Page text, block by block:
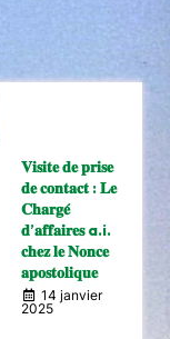
𝐕𝐢𝐬𝐢𝐭𝐞 𝐝𝐞 𝐩𝐫𝐢𝐬𝐞
𝐝𝐞 𝐜𝐨𝐧𝐭𝐚𝐜𝐭 : 𝐋𝐞
𝐂𝐡𝐚𝐫𝐠𝐞́
𝐝’𝐚𝐟𝐟𝐚𝐢𝐫𝐞𝐬 a.i.
𝐜𝐡𝐞𝐳 𝐥𝐞 𝐍𝐨𝐧𝐜𝐞
𝐚𝐩𝐨𝐬𝐭𝐨𝐥𝐢𝐪𝐮𝐞
14 janvier
2025